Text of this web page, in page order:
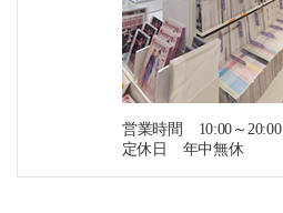
営業時間 10:00～20:00
定休日 年中無休